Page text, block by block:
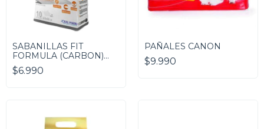
SABANILLAS FIT
FORMULA (CARBON)
10U
$6.990
PAÑALES CANON
$9.990